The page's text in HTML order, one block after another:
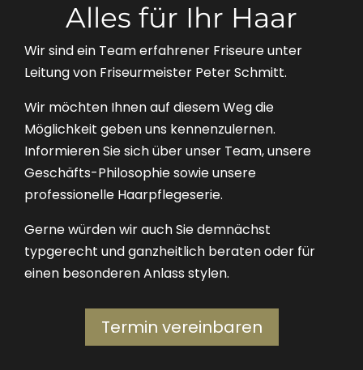
Alles für Ihr Haar
Wir sind ein Team erfahrener Friseure unter
Leitung von Friseurmeister Peter Schmitt.
Wir möchten Ihnen auf diesem Weg die
Möglichkeit geben uns kennenzulernen.
Informieren Sie sich über unser Team, unsere
Geschäfts-Philosophie sowie unsere
professionelle Haarpflegeserie.
Gerne würden wir auch Sie demnächst
typgerecht und ganzheitlich beraten oder für
einen besonderen Anlass stylen.
Termin vereinbaren